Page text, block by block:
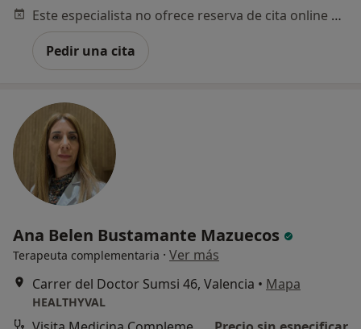
Este especialista no ofrece reserva de cita online en esta dirección.
Pedir una cita
Ana Belen Bustamante Mazuecos
Terapeuta complementaria · Ver más
Carrer del Doctor Sumsi 46, Valencia • Mapa
HEALTHYVAL